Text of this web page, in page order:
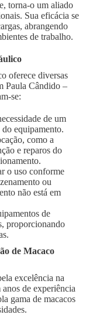
torna-o um aliado
Sua eficácia se
abrangendo
de trabalho.
oferece diversas
Paula Cândido –
se:
de um
equipamento.
como a
e reparos do
o uso conforme
ou
não está em
de
proporcionando
de Macaco
excelência na
de experiência
gama de macacos